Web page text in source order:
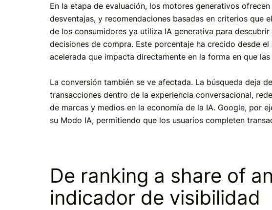
En la etapa de evaluación, los motores generativos
desventajas, y recomendaciones basadas en criterios que
de los consumidores ya utiliza IA generativa para
decisiones de compra. Este porcentaje ha crecido desde
acelerada que impacta directamente en la forma en que
La conversión también se ve afectada. La búsqueda deja
transacciones dentro de la experiencia conversacional,
de marcas y medios en la economía de la IA. Google, por
su Modo IA, permitiendo que los usuarios completen
De ranking a share of
indicador de visibilidad